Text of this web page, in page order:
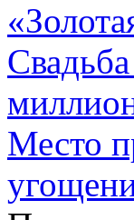
Место